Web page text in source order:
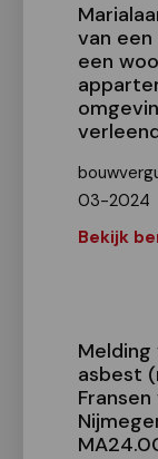
van
een
03-2024
Bekijk
asbest